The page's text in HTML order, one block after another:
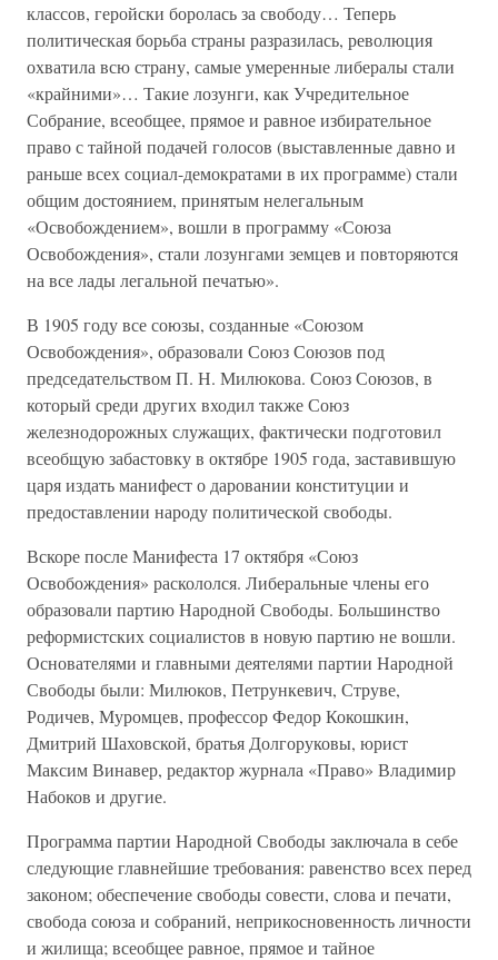
классов, геройски боролась за свободу… Теперь
политическая борьба страны разразилась, революция
охватила всю страну, самые умеренные либералы стали
«крайними»… Такие лозунги, как Учредительное
Собрание, всеобщее, прямое и равное избирательное
право с тайной подачей голосов (выставленные давно и
раньше всех социал-демократами в их программе) стали
общим достоянием, принятым нелегальным
«Освобождением», вошли в программу «Союза
Освобождения», стали лозунгами земцев и повторяются
на все лады легальной печатью».
В 1905 году все союзы, созданные «Союзом
Освобождения», образовали Союз Союзов под
председательством П. Н. Милюкова. Союз Союзов, в
который среди других входил также Союз
железнодорожных служащих, фактически подготовил
всеобщую забастовку в октябре 1905 года, заставившую
царя издать манифест о даровании конституции и
предоставлении народу политической свободы.
Вскоре после Манифеста 17 октября «Союз
Освобождения» раскололся. Либеральные члены его
образовали партию Народной Свободы. Большинство
реформистских социалистов в новую партию не вошли.
Основателями и главными деятелями партии Народной
Свободы были: Милюков, Петрункевич, Струве,
Родичев, Муромцев, профессор Федор Кокошкин,
Дмитрий Шаховской, братья Долгоруковы, юрист
Максим Винавер, редактор журнала «Право» Владимир
Набоков и другие.
Программа партии Народной Свободы заключала в себе
следующие главнейшие требования: равенство всех перед
законом; обеспечение свободы совести, слова и печати,
свобода союза и собраний, неприкосновенность личности
и жилища; всеобщее равное, прямое и тайное